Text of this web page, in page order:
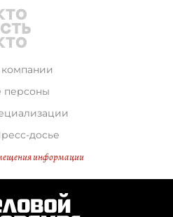
персоны
досье
информации